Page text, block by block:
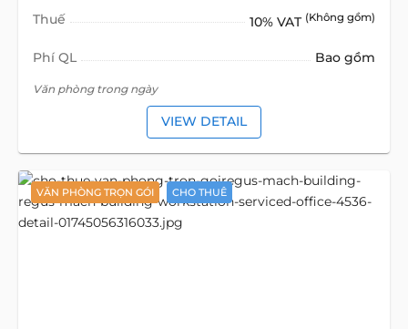
Thuế 10% VAT (Không gồm)
Phí QL Bao gồm
Văn phòng trong ngày
VIEW DETAIL
VĂN PHÒNG TRỌN GÓI CHO THUÊ